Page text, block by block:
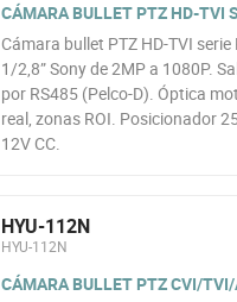
CÁMARA BULLET PTZ HD-TVI
Cámara bullet PTZ HD-TVI
1/2,8” Sony de 2MP a 1080P.
por RS485 (Pelco-D). Óptica
real, zonas ROI. Posicionador
12V CC.
HYU-112N
HYU-112N
CÁMARA BULLET PTZ CVI/